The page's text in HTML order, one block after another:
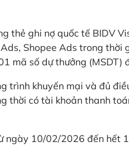
thẻ ghi nợ quốc tế BIDV
Shopee Ads trong
mã số dự thưởng
trình khuyến mại và đủ
thời có tài khoản thanh
ngày 10/02/2026 đến hết